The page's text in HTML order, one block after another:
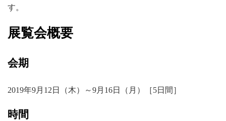
す。
展覧会概要
会期
2019年9月12日（木）～9月16日（月）［5日間］
時間